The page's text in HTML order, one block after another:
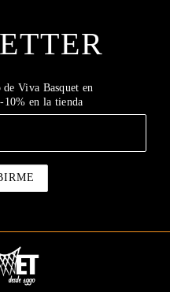
Viva Basquet en
en la tienda